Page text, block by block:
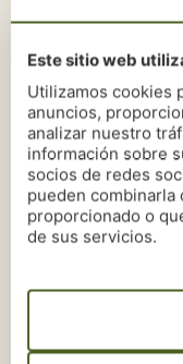
destrezas
El taller de
la habilidad y
la
ARTE
Este sitio web
Utilizamos cookies
anuncios,
analizar nuestro
información sobre
socios de redes
pueden combinarla
proporcionado o
de sus servicios.